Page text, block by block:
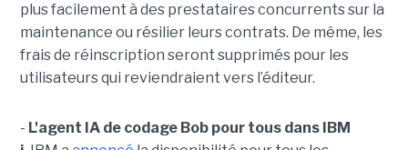
plus facilement à des prestataires concurrents sur la
maintenance ou résilier leurs contrats. De même, les
frais de réinscription seront supprimés pour les
utilisateurs qui reviendraient vers l’éditeur.
- L'agent IA de codage Bob pour tous dans IBM